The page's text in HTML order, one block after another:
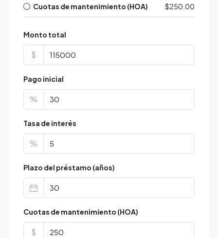
Cuotas de mantenimiento (HOA) $250.00
Monto total
$
Pago inicial
%
Tasa de interés
%
Plazo del préstamo (años)
Cuotas de mantenimiento (HOA)
$